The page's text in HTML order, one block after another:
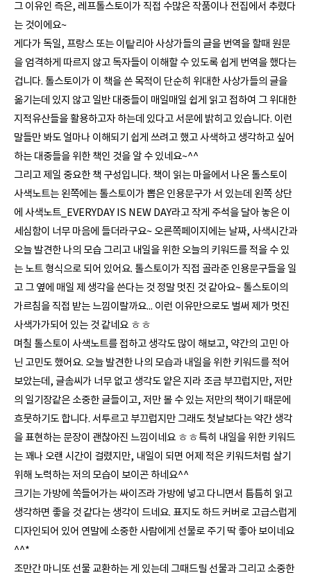
그 이유인 즉은, 레프톨스토이가 직접 수많은 작품이나 전집에서 추렸다
는 것이에요~
게다가 독일, 프랑스 또는 이탙리아 사상가들의 글을 번역을 할때 원문
을 엄격하게 따르지 않고 독자들이 이해할 수 있도록 쉽게 번역을 했다는
겁니다. 톨스토이가 이 책을 쓴 목적이 단순히 위대한 사상가들의 글을
옮기는데 있지 않고 일반 대중들이 매일매일 쉽게 읽고 접하여 그 위대한
지적유산들을 활용하고자 하는데 있다고 서문에 밝히고 있습니다. 이런
말들만 봐도 얼마나 이해되기 쉽게 쓰려고 했고 사색하고 생각하고 싶어
하는 대중들을 위한 책인 것을 알 수 있네요~^^
그리고 제일 중요한 책 구성입니다. 책이 읽는 마을에서 나온 톨스토이
사색노트는 왼쪽에는 톨스토이가 뽑은 인용문구가 서 있는데 왼쪽 상단
에 사색노트_EVERYDAY IS NEW DAY라고 작게 주석을 달아 놓은 이
세심함이 너무 마음에 들더라구요~ 오른쪽페이지에는 날짜, 사색시간과
오늘 발견한 나의 모습 그리고 내일을 위한 오늘의 키워드를 적을 수 있
는 노트 형식으로 되어 있어요. 톨스토이가 직접 골라준 인용문구들을 일
고 그 옆에 매일 제 생각을 쓴다는 것 정말 멋진 것 같아요~ 톨스토이의
가르침을 직접 받는 느낌이랄까요... 이런 이유만으로도 벌써 제가 멋진
사색가가되어 있는 것 같네요 ㅎㅎ
며칠 톨스토이 사색노트를 접하고 생각도 많이 해보고, 약간의 고민 아
닌 고민도 했어요. 오늘 발견한 나의 모습과 내일을 위한 키워드를 적어
보았는데, 글솜씨가 너무 없고 생각도 얕은 지라 조금 부끄럽지만, 저만
의 일기장같은 소중한 글들이고, 저만 볼 수 있는 저만의 책이기 때문에
흐뭇하기도 합니다. 서투르고 부끄럽지만 그래도 첫날보다는 약간 생각
을 표현하는 문장이 괜찮아진 느낌이네요 ㅎㅎ특히 내일을 위한 키워드
는 꽤나 오랜 시간이 걸렸지만, 내일이 되면 어제 적은 키워드처럼 살기
위해 노력하는 저의 모습이 보이곤 하네요^^
크기는 가방에 쏙들어가는 싸이즈라 가방에 넣고 다니면서 틈틈히 읽고
생각하면 좋을 것 같다는 생각이 드네요. 표지도 하드 커버로 고급스럽게
디자인되어 있어 연말에 소중한 사람에게 선물로 주기 딱 좋아 보이네요
^^*
조만간 마니또 선물 교환하는 게 있는데 그때드릴 선물과 그리고 소중한